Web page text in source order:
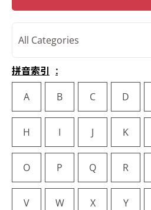
All Categories
拼音索引
A
B C D
H I J K
O P Q R
V W X Y